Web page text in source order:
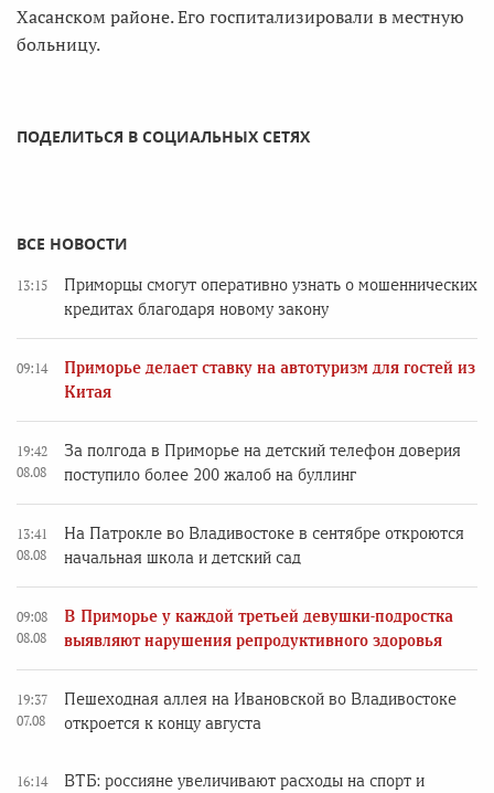
Хасанском районе. Его госпитализировали в местную
больницу.
ПОДЕЛИТЬСЯ В СОЦИАЛЬНЫХ СЕТЯХ
ВСЕ НОВОСТИ
13:15
Приморцы смогут оперативно узнать о мошеннических
кредитах благодаря новому закону
09:14
Приморье делает ставку на автотуризм для гостей из
Китая
19:42
08.08
За полгода в Приморье на детский телефон доверия
поступило более 200 жалоб на буллинг
13:41
08.08
На Патрокле во Владивостоке в сентябре откроются
начальная школа и детский сад
09:08
08.08
В Приморье у каждой третьей девушки-подростка
выявляют нарушения репродуктивного здоровья
19:37
07.08
Пешеходная аллея на Ивановской во Владивостоке
откроется к концу августа
16:14
ВТБ: россияне увеличивают расходы на спорт и